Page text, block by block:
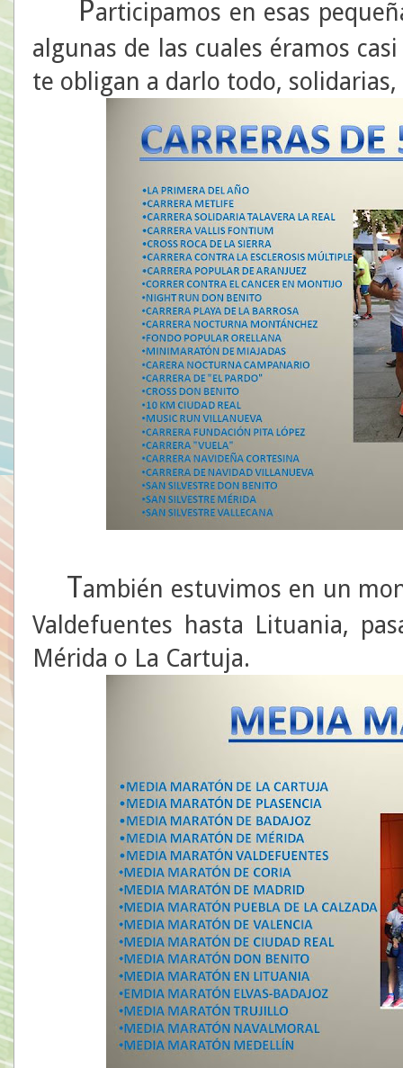
Participamos en esas
algunas de las cuales éramos
te obligan a darlo todo,
También estuvimos en un
Valdefuentes hasta Lituania,
Mérida o La Cartuja.